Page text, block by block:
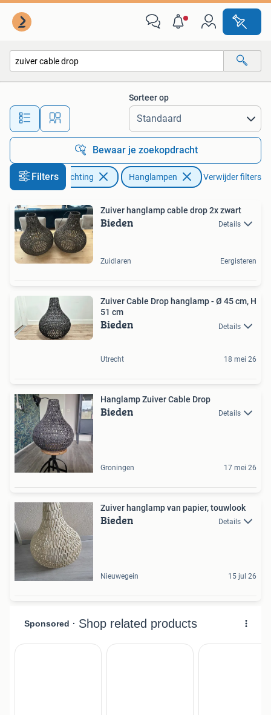
Alle afstanden…
Sorteer op
Bewaar je zoekopdracht
Filters
Huis en Inrichting Hanglampen Verwijder filters
Zuiver hanglamp cable drop 2x zwart
Bieden Details
Zuidlaren Eergisteren
Zuiver Cable Drop hanglamp - Ø 45 cm, H
51 cm
Bieden Details
Utrecht 18 mei 26
Hanglamp Zuiver Cable Drop
Bieden Details
Groningen 17 mei 26
Zuiver hanglamp van papier, touwlook
Bieden Details
Nieuwegein 15 jul 26